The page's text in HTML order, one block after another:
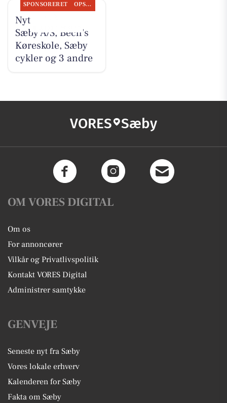
SPONSORERET OPSLAGSTAVLEN
Nyt fra Nybolig
Sæby A/S, Bech's
Køreskole, Sæby
cykler og 3 andre
VORES Sæby
OM VORES DIGITAL
Om os
For annoncører
Vilkår og Privatlivspolitik
Kontakt VORES Digital
Administrer samtykke
GENVEJE
Seneste nyt fra Sæby
Vores lokale erhverv
Kalenderen for Sæby
Fakta om Sæby